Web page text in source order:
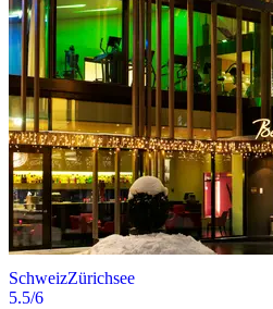
SchweizZürichsee
5.5/6